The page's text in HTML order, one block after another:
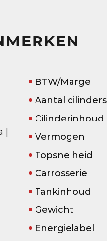
BTW/Marge
Aantal cilinders
Cilinderinhoud
Vermogen
Topsnelheid
Carrosserie
Tankinhoud
Gewicht
Energielabel